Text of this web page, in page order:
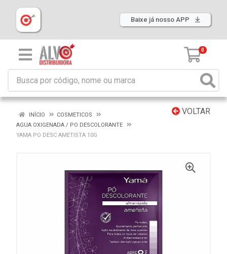
Baixe já nosso APP
0
VOLTAR
INÍCIO
COSMETICOS
AGUA OXIGENADA / PO DESCOLORANTE
YAMA PO DESC AMETISTA 10G